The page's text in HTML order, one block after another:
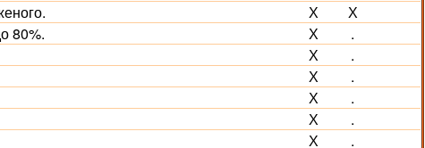
Х
Х
80%. Х
.
Х
.
Х
.
Х
.
Х
.
Х
.